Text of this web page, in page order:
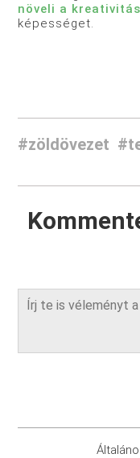
növeli a
képességet.
#zöldövezet